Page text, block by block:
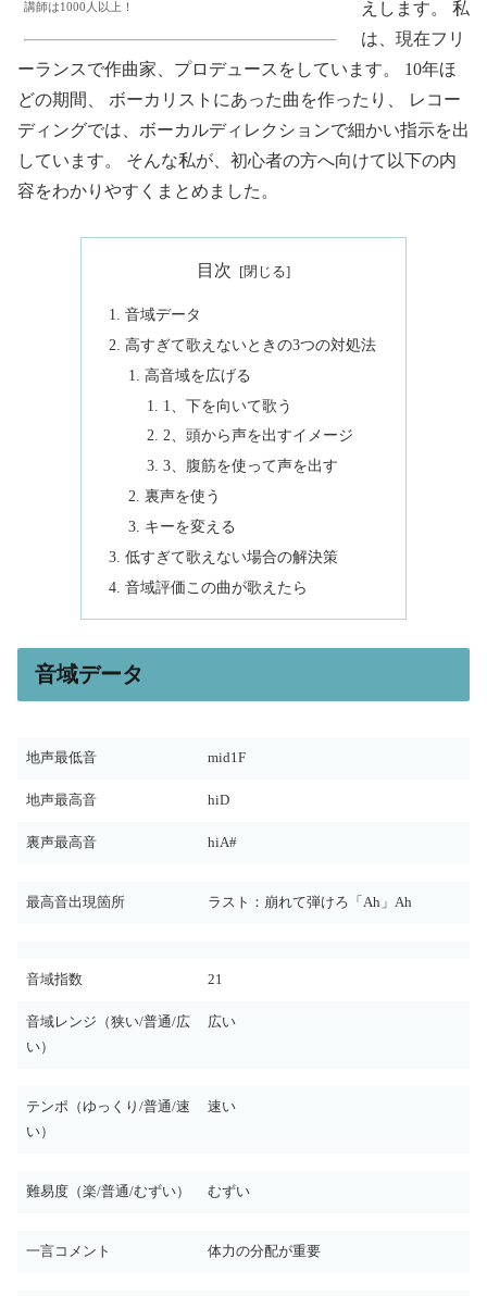
講師は1000人以上！
えします。 私
は、現在フリ
ーランスで作曲家、プロデュースをしています。 10年ほ
どの期間、 ボーカリストにあった曲を作ったり、 レコー
ディングでは、ボーカルディレクションで細かい指示を出
しています。 そんな私が、初心者の方へ向けて以下の内
容をわかりやすくまとめました。
目次
音域データ
高すぎて歌えないときの3つの対処法
高音域を広げる
1、下を向いて歌う
2、頭から声を出すイメージ
3、腹筋を使って声を出す
裏声を使う
キーを変える
低すぎて歌えない場合の解決策
音域評価この曲が歌えたら
音域データ
地声最低音 mid1F
地声最高音 hiD
裏声最高音 hiA#
最高音出現箇所 ラスト：崩れて弾けろ「Ah」Ah
音域指数 21
音域レンジ（狭い/普通/広
い）
広い
テンポ（ゆっくり/普通/速
い）
速い
難易度（楽/普通/むずい） むずい
一言コメント 体力の分配が重要